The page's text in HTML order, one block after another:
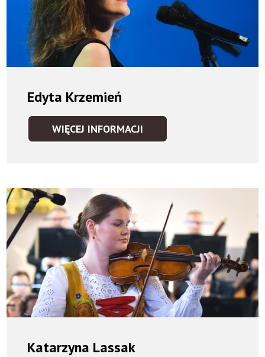
Edyta Krzemień
WIĘCEJ INFORMACJI
EDYTA
Katarzyna Lassak